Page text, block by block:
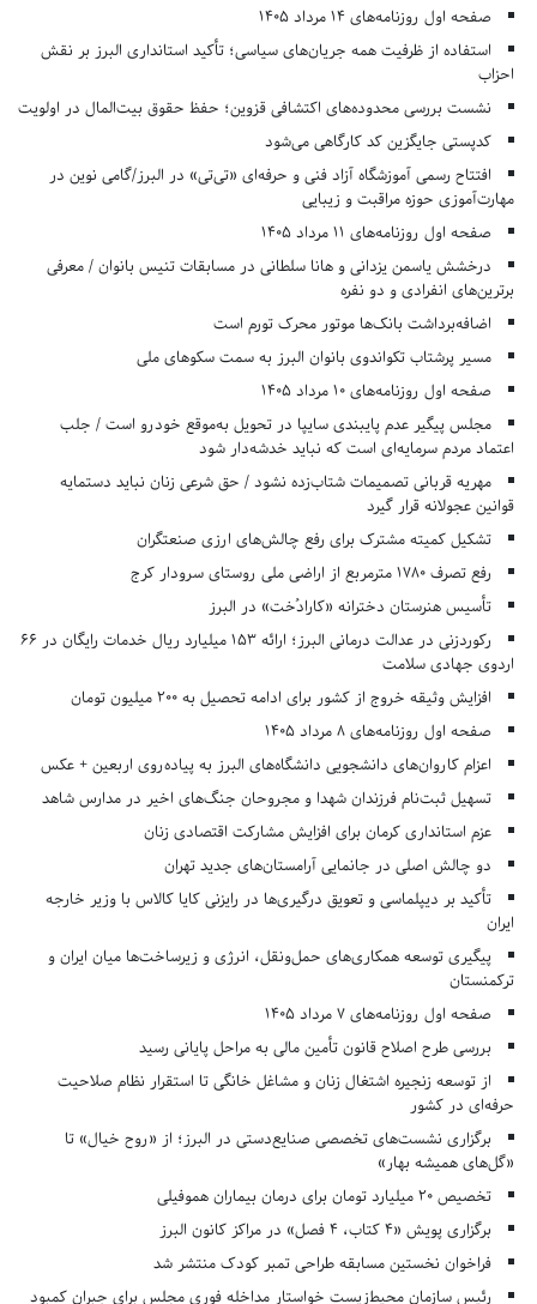
صفحه اول روزنامه‌های 14 مرداد 1405
استفاده از ظرفیت همه جریان‌های سیاسی؛ تأکید استانداری البرز بر نقش
احزاب
نشست بررسی محدوده‌های اکتشافی قزوین؛ حفظ حقوق بیت‌المال در اولویت
کدپستی جایگزین کد کارگاهی می‌شود
افتتاح رسمی آموزشگاه آزاد فنی و حرفه‌ای «تی‌تی» در البرز/گامی نوین در
مهارت‌آموزی حوزه مراقبت و زیبایی
صفحه اول روزنامه‌های 11 مرداد 1405
درخشش یاسمن یزدانی و هانا سلطانی در مسابقات تنیس بانوان / معرفی
برترین‌های انفرادی و دو نفره
اضافه‌برداشت بانک‌ها موتور محرک تورم است
مسیر پرشتاب تکواندوی بانوان البرز به سمت سکوهای ملی
صفحه اول روزنامه‌های 10 مرداد 1405
مجلس پیگیر عدم پایبندی سایپا در تحویل به‌موقع خودرو است / جلب
اعتماد مردم سرمایه‌ای است که نباید خدشه‌دار شود
مهریه قربانی تصمیمات شتاب‌زده نشود / حق شرعی زنان نباید دستمایه
قوانین عجولانه قرار گیرد
تشکیل کمیته مشترک برای رفع چالش‌های ارزی صنعتگران
رفع تصرف ۱۷۸۰ مترمربع از اراضی ملی روستای سرودار کرج
تأسیس هنرستان دخترانه «کارادُخت» در البرز
رکوردزنی در عدالت درمانی البرز؛ ارائه ۱۵۳ میلیارد ریال خدمات رایگان در ۶۶
اردوی جهادی سلامت
افزایش وثیقه خروج از کشور برای ادامه تحصیل به ۲۰۰ میلیون تومان
صفحه اول روزنامه‌های 8 مرداد 1405
اعزام کاروان‌های دانشجویی دانشگاه‌های البرز به پیاده‌روی اربعین + عکس
تسهیل ثبت‌نام فرزندان شهدا و مجروحان جنگ‌های اخیر در مدارس شاهد
عزم استانداری کرمان برای افزایش مشارکت اقتصادی زنان
دو چالش اصلی در جانمایی آرامستان‌های جدید تهران
تأکید بر دیپلماسی و تعویق درگیری‌ها در رایزنی کایا کالاس با وزیر خارجه
ایران
پیگیری توسعه همکاری‌های حمل‌ونقل، انرژی و زیرساخت‌ها میان ایران و
ترکمنستان
صفحه اول روزنامه‌های 7 مرداد 1405
بررسی طرح اصلاح قانون تأمین مالی به مراحل پایانی رسید
از توسعه زنجیره اشتغال زنان و مشاغل خانگی تا استقرار نظام صلاحیت
حرفه‌ای در کشور
برگزاری نشست‌های تخصصی صنایع‌دستی در البرز؛ از «روح خیال» تا
«گل‌های همیشه بهار»
تخصیص ۲۰ میلیارد تومان برای درمان بیماران هموفیلی
برگزاری پویش «۴ کتاب، ۴ فصل» در مراکز کانون البرز
فراخوان نخستین مسابقه طراحی تمبر کودک منتشر شد
رئیس سازمان محیط‌زیست خواستار مداخله فوری مجلس برای جبران کمبود